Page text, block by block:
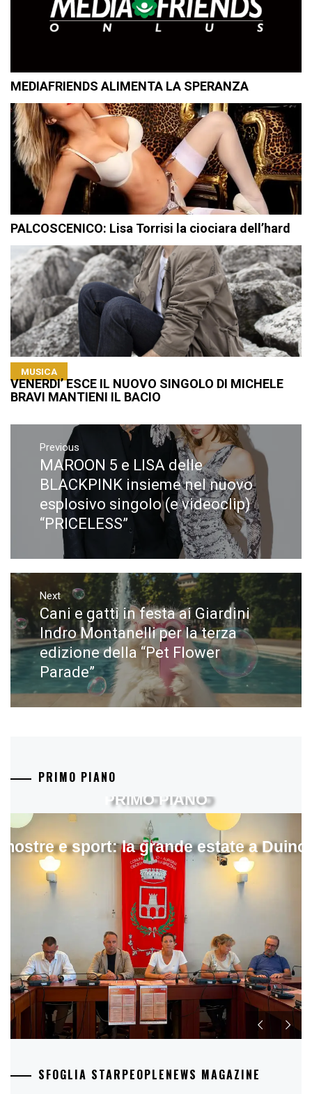
MEDIAFRIENDS ALIMENTA LA SPERANZA
PALCOSCENICO: Lisa Torrisi la ciociara dell’hard
MUSICA
VENERDI’ ESCE IL NUOVO SINGOLO DI MICHELE
BRAVI MANTIENI IL BACIO
Navigazione
articoli
Previous
Previous
post:
MAROON 5 e LISA delle
BLACKPINK insieme nel nuovo
esplosivo singolo (e videoclip)
“PRICELESS”
Next
Next
post:
Cani e gatti in festa ai Giardini
Indro Montanelli per la terza
edizione della “Pet Flower
Parade”
PRIMO PIANO
e sport: la grande estate a
PRIMO PIANO
SFOGLIA STARPEOPLENEWS MAGAZINE